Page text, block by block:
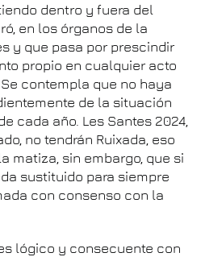
dentro y fuera del
en los órganos de la
y que pasa por prescindir
propio en cualquier acto
contempla que no haya
de la situación
cada año. Les Santes 2024,
no tendrán Ruixada, eso
matiza, sin embargo, que si
sustituido para siempre
con consenso con la
lógico y consecuente con